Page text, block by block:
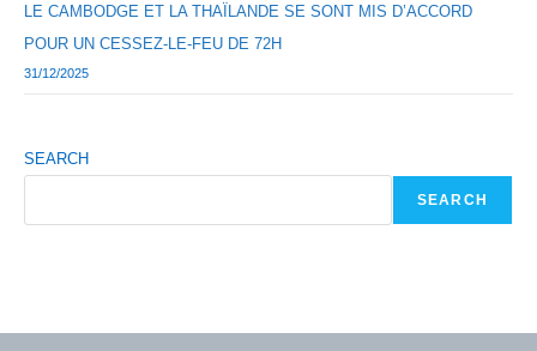
LE CAMBODGE ET LA THAÏLANDE SE SONT MIS D’ACCORD
POUR UN CESSEZ-LE-FEU DE 72H
31/12/2025
SEARCH
SEARCH